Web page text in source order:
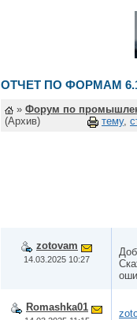
ОТЧЕТ ПО ФОРМАМ
» Форум по
(Архив)
тему,
zotovam
14.03.2025 10:27
Romashka01